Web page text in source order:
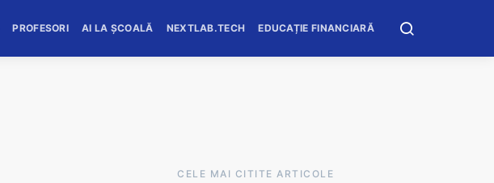
PROFESORI AI LA ȘCOALĂ NEXTLAB.TECH EDUCAȚIE FINANCIARĂ
CELE MAI CITITE ARTICOLE